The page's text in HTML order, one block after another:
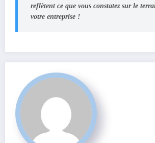
reflètent ce que vous constatez sur le
votre entreprise !